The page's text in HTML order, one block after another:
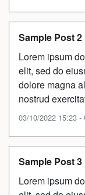
Sample Post 2
Lorem ipsum
elit, sed do
dolore magna
nostrud
03/10/2022 15:23 -
Sample Post 3
Lorem ipsum